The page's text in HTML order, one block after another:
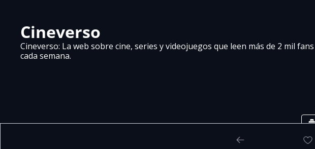
Cineverso
Cineverso: La web sobre cine, series y videojuegos que leen más de 2 mil fans
cada semana.